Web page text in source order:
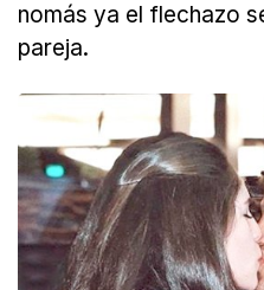
nomás ya el flechazo
pareja.